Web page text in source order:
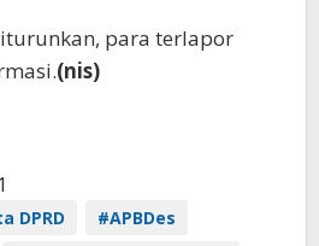
para terlapor
(nis)
DPRD
#APBDes